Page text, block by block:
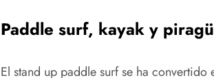
Paddle surf, kayak y
El stand up paddle surf se ha